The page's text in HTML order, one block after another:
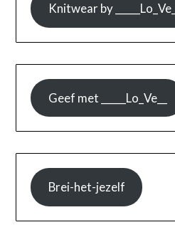
Knitwear by _____Lo_Ve__
Geef met _____Lo_Ve__
Brei-het-jezelf